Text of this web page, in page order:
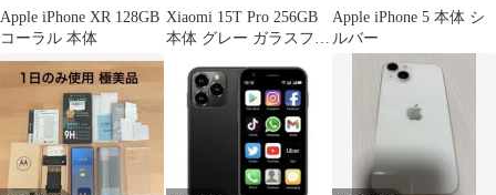
Apple iPhone XR 128GB
コーラル 本体
Xiaomi 15T Pro 256GB
本体 グレー ガラスフィ
Apple iPhone 5 本体 シ
ルバー